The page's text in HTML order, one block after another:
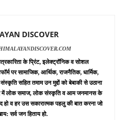
DISCOVER
के प्रिंट, इलेक्ट्रॉनिक व सोशल
पर सामाजिक, आर्थिक, राजनैतिक, धार्मिक,
संस्कृति सहित तमाम उन मुद्दों को बेबाकी से उठाना
में लोक समाज, लोक संस्कृति व आम जनमानस के
हो व हर उस सकारात्मक पहलु की बात करना जो
सर्व जन हिताय हो.